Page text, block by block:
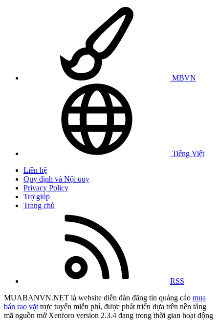
MBVN
Tiếng Việt
Liên hệ
Quy định và Nội quy
Privacy Policy
Trợ giúp
Trang chủ
RSS
MUABANVN.NET là website diễn đàn đăng tin quảng cáo mua
bán rao vặt trực tuyến miễn phí, được phát triển dựa trên nền tảng
mã nguồn mở Xenforo version 2.3.4 đang trong thời gian hoạt động